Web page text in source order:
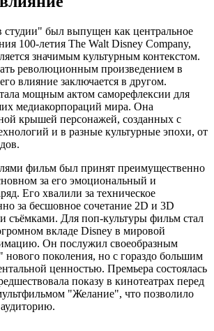
был выпущен как центральное
100-летия The Walt Disney Company,
значимым культурным контекстом.
революционным произведением в
влияние заключается в другом.
мощным актом саморефлексии для
медиакорпораций мира. Она
крышей персонажей, созданных с
и в разные культурные эпохи, от
фильм был принят преимущественно
за его эмоциональный и
Его хвалили за техническое
за бесшовное сочетание 2D и 3D
Для поп-культуры фильм стал
вкладе Disney в мировой
Он послужил своеобразным
поколения, но с гораздо большим
ценностью. Премьера состоялась
показу в кинотеатрах перед
"Желание", что позволило